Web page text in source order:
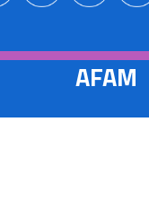
AFAM